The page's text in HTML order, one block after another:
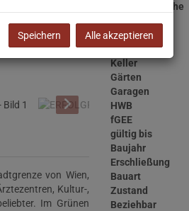
von Wien,
Kultur-,
Im Grünen
Terrassenfläche
WC
Terrassen
Keller
Gärten
Garagen
HWB
fGEE
gültig bis
Baujahr
Erschließung
Bauart
Zustand
Beziehbar
Speichern Alle akzeptieren